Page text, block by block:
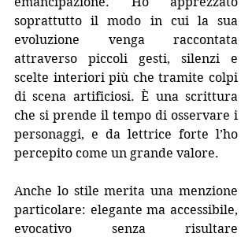
soprattutto il modo in cui la sua
evoluzione venga raccontata
attraverso piccoli gesti, silenzi e
scelte interiori più che tramite colpi
di scena artificiosi. È una scrittura
che si prende il tempo di osservare i
personaggi, e da lettrice forte l’ho
percepito come un grande valore.
Anche lo stile merita una menzione
particolare: elegante ma accessibile,
evocativo senza risultare